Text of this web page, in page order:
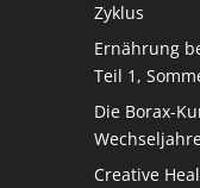
Zyklus
Ernährung
Teil 1,
Die Borax-
Creative